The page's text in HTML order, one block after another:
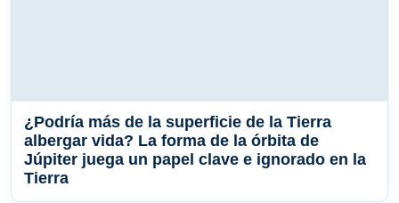
¿Podría más de la superficie de la Tierra
albergar vida? La forma de la órbita de
Júpiter juega un papel clave e ignorado en la
Tierra